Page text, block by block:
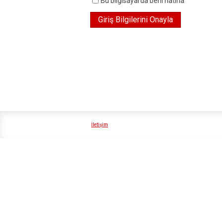
İletişim